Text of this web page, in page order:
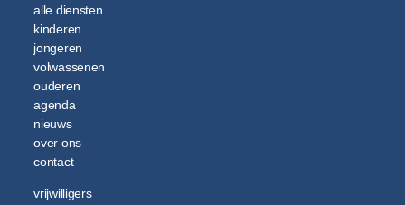
alle diensten
kinderen
jongeren
volwassenen
ouderen
agenda
nieuws
over ons
contact
vrijwilligers